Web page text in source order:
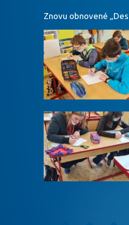
Znovu obnovené